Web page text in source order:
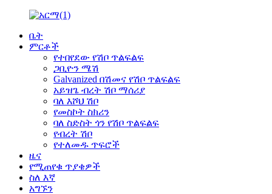
ቤት
ምርቶች
የተበየደው የሽቦ ጥልፍልፍ
ጋቢዮን ሜሽ
Galvanized በሽመና የሽቦ ጥልፍልፍ
አይዝጌ ብረት ሽቦ ማሰሪያ
ባለ እሾህ ሽቦ
የመስኮት ስክሪን
ባለ ስድስት ጎን የሽቦ ጥልፍልፍ
የብረት ሽቦ
የተለመዱ ጥፍሮች
ዜና
የሚጠየቁ ጥያቄዎች
ስለ እኛ
አግኙን